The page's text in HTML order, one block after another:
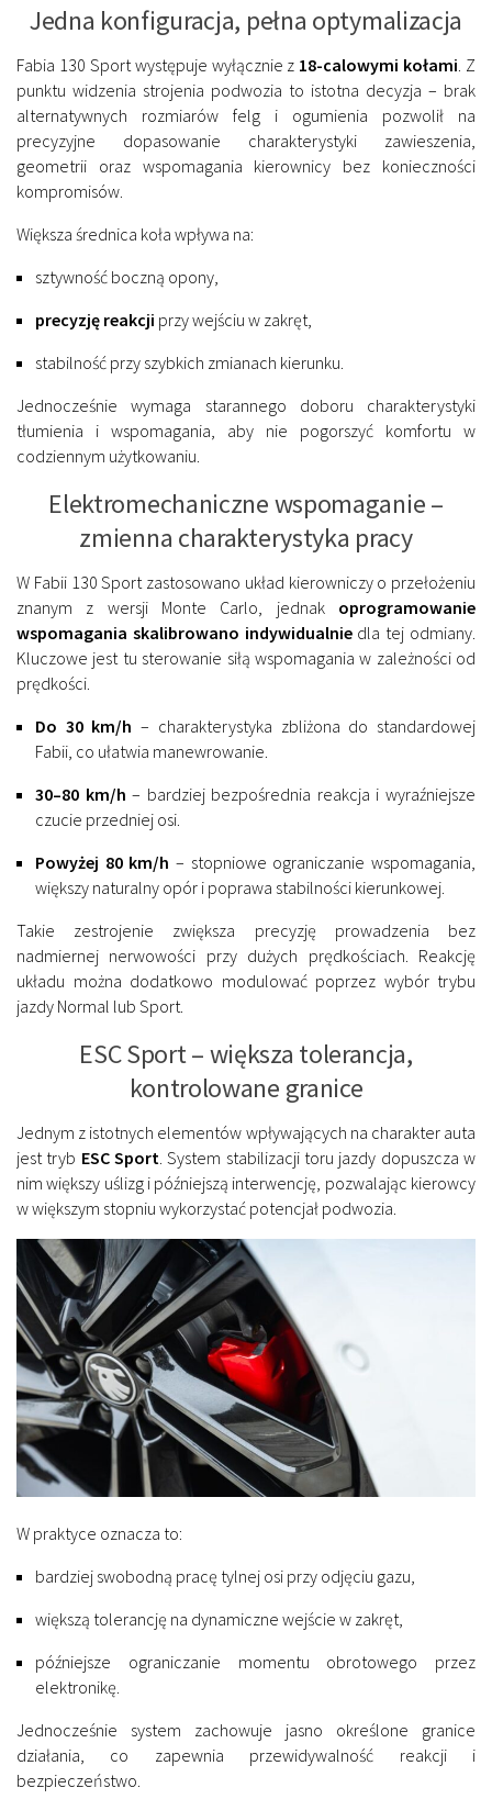
Jedna konfiguracja, pełna optymalizacja
Fabia 130 Sport występuje wyłącznie z 18-calowymi kołami . Z
punktu widzenia strojenia podwozia to istotna decyzja – brak
alternatywnych rozmiarów felg i ogumienia pozwolił na
precyzyjne dopasowanie charakterystyki zawieszenia,
geometrii oraz wspomagania kierownicy bez konieczności
kompromisów.
Większa średnica koła wpływa na:
sztywność boczną opony,
precyzję reakcji przy wejściu w zakręt,
stabilność przy szybkich zmianach kierunku.
Jednocześnie wymaga starannego doboru charakterystyki
tłumienia i wspomagania, aby nie pogorszyć komfortu w
codziennym użytkowaniu.
Elektromechaniczne wspomaganie –
zmienna charakterystyka pracy
W Fabii 130 Sport zastosowano układ kierowniczy o przełożeniu
znanym z wersji Monte Carlo, jednak oprogramowanie
wspomagania skalibrowano indywidualniedla tej odmiany.
Kluczowe jest tu sterowanie siłą wspomagania w zależności od
prędkości.
Do 30 km/h – charakterystyka zbliżona do standardowej
Fabii, co ułatwia manewrowanie.
30–80 km/h – bardziej bezpośrednia reakcja i wyraźniejsze
czucie przedniej osi.
Powyżej 80 km/h – stopniowe ograniczanie wspomagania,
większy naturalny opór i poprawa stabilności kierunkowej.
Takie zestrojenie zwiększa precyzję prowadzenia bez
nadmiernej nerwowości przy dużych prędkościach. Reakcję
układu można dodatkowo modulować poprzez wybór trybu
jazdy Normal lub Sport.
ESC Sport – większa tolerancja,
kontrolowane granice
Jednym z istotnych elementów wpływających na charakter auta
jest tryb ESC Sport . System stabilizacji toru jazdy dopuszcza w
nim większy uślizg i późniejszą interwencję, pozwalając kierowcy
w większym stopniu wykorzystać potencjał podwozia.
W praktyce oznacza to:
bardziej swobodną pracę tylnej osi przy odjęciu gazu,
większą tolerancję na dynamiczne wejście w zakręt,
późniejsze ograniczanie momentu obrotowego przez
elektronikę.
Jednocześnie system zachowuje jasno określone granice
działania, co zapewnia przewidywalność reakcji i
bezpieczeństwo.